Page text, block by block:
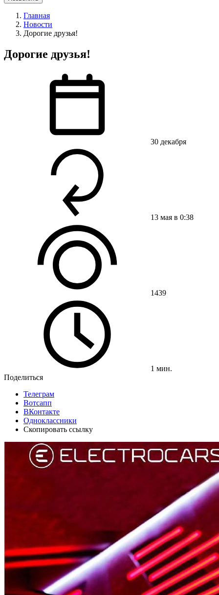
Главная
Новости
Дорогие друзья!
Дорогие друзья!
30 декабря
13 мая в 0:38
1439
1 мин.
Поделиться
Телеграм
Вотсапп
ВКонтакте
Одноклассники
Скопировать ссылку